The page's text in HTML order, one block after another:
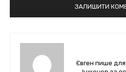
Євген пише для